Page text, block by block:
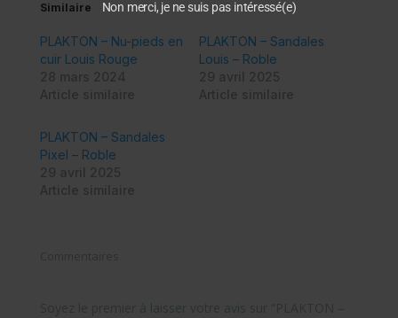
Similaire
PLAKTON – Nu-pieds en
cuir Louis Rouge
PLAKTON – Sandales
Louis – Roble
PLAKTON – Sandales
Pixel – Roble
Commentaires
Soyez le premier à laisser votre avis sur “PLAKTON –
Non merci, je ne suis pas intéressé(e)